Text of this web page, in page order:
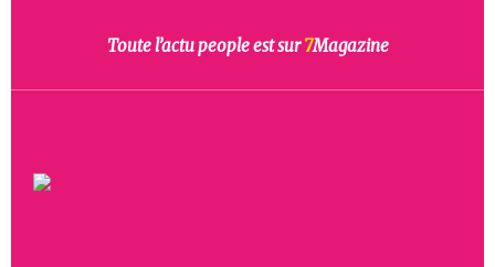
Toute l’actu people est sur7Magazine